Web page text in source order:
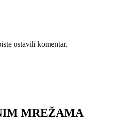
ostavili komentar.
MREŽAMA